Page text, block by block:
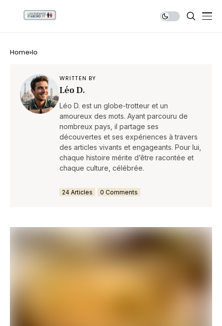
Home lo
WRITTEN BY
Léo D.
Léo D. est un globe-trotteur et un
amoureux des mots. Ayant parcouru de
nombreux pays, il partage ses
découvertes et ses expériences à travers
des articles vivants et engageants. Pour lui,
chaque histoire mérite d’être racontée et
chaque culture, célébrée.
24 Articles 0 Comments